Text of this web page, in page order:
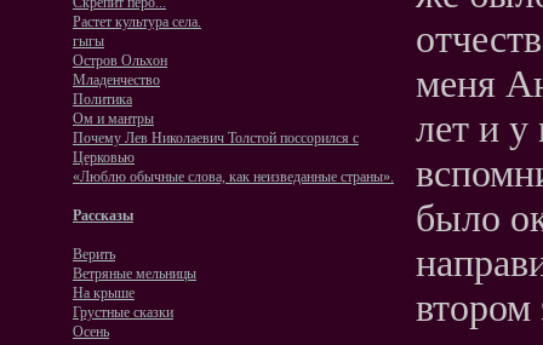
Растет культура села.
гыгы
Остров Ольхон
Младенчество
Политика
Ом и мантры
Почему Лев Николаевич Толстой поссорился с
Церковью
«Люблю обычные слова, как неизведанные страны».
Рассказы
Верить
Ветряные мельницы
На крыше
Грустные сказки
Осень
меня
лет и
было